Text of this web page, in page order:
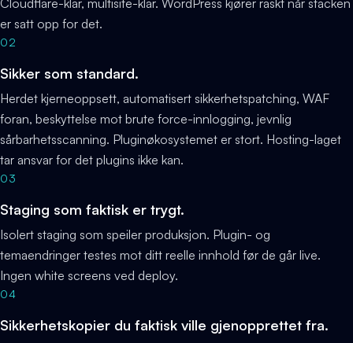
Cloudflare-klar, multisite-klar. WordPress kjører raskt når stacken
er satt opp for det.
02
Sikker som standard.
Herdet kjerneoppsett, automatisert sikkerhetspatching, WAF
foran, beskyttelse mot brute force-innlogging, jevnlig
sårbarhetsscanning. Pluginøkosystemet er stort. Hosting-laget
tar ansvar for det plugins ikke kan.
03
Staging som faktisk er trygt.
Isolert staging som speiler produksjon. Plugin- og
temaendringer testes mot ditt reelle innhold før de går live.
Ingen white screens ved deploy.
04
Sikkerhetskopier du faktisk ville gjenopprettet fra.